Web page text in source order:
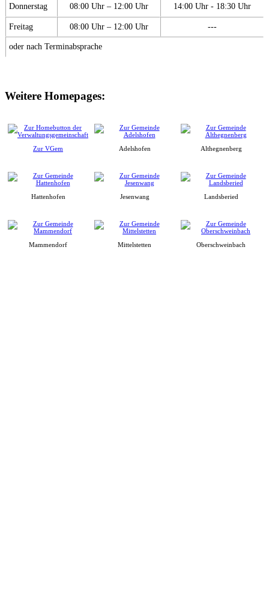
Donnerstag 08:00 Uhr – 12:00 Uhr 14:00 Uhr - 18:30 Uhr
Freitag 08:00 Uhr – 12:00 Uhr ---
oder nach Terminabsprache
Weitere Homepages:
Zur VGem Adelshofen Althegnenberg
Hattenhofen Jesenwang Landsberied
Mammendorf Mittelstetten Oberschweinbach